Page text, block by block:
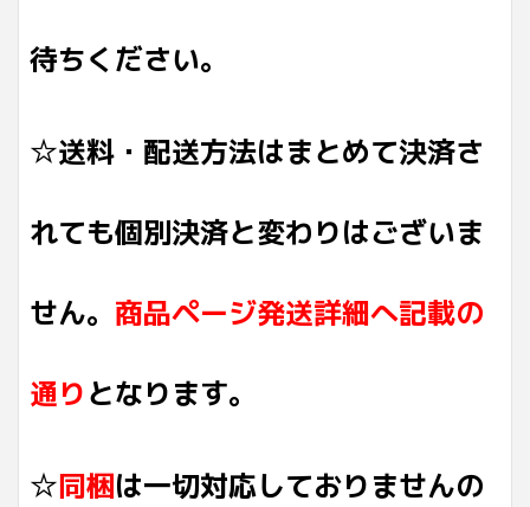
待ちください。
☆送料・配送方法はまとめて決済さ
れても個別決済と変わりはございま
せん。 商品ページ発送詳細へ記載の
通りとなります。
☆同梱は一切対応しておりませんの